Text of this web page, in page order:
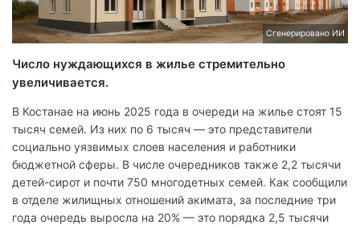
Сгенерировано ИИ
Число нуждающихся в жилье стремительно
увеличивается.
В Костанае на июнь 2025 года в очереди на жилье стоят 15
тысяч семей. Из них по 6 тысяч — это представители
социально уязвимых слоев населения и работники
бюджетной сферы. В числе очередников также 2,2 тысячи
детей-сирот и почти 750 многодетных семей. Как сообщили
в отделе жилищных отношений акимата, за последние три
года очередь выросла на 20% — это порядка 2,5 тысячи